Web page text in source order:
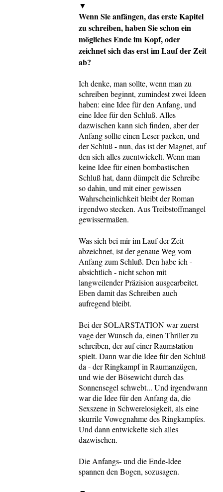
▼
Wenn Sie anfängen, das erste Kapitel
zu schreiben, haben Sie schon ein
mögliches Ende im Kopf, oder
zeichnet sich das erst im Lauf der Zeit
ab?
Ich denke, man sollte, wenn man zu
schreiben beginnt, zumindest zwei Ideen
haben: eine Idee für den Anfang, und
eine Idee für den Schluß. Alles
dazwischen kann sich finden, aber der
Anfang sollte einen Leser packen, und
der Schluß - nun, das ist der Magnet, auf
den sich alles zuentwickelt. Wenn man
keine Idee für einen bombastischen
Schluß hat, dann dümpelt die Schreibe
so dahin, und mit einer gewissen
Wahrscheinlichkeit bleibt der Roman
irgendwo stecken. Aus Treibstoffmangel
gewissermaßen.
Was sich bei mir im Lauf der Zeit
abzeichnet, ist der genaue Weg vom
Anfang zum Schluß. Den habe ich -
absichtlich - nicht schon mit
langweilender Präzision ausgearbeitet.
Eben damit das Schreiben auch
aufregend bleibt.
Bei der SOLARSTATION war zuerst
vage der Wunsch da, einen Thriller zu
schreiben, der auf einer Raumstation
spielt. Dann war die Idee für den Schluß
da - der Ringkampf in Raumanzügen,
und wie der Bösewicht durch das
Sonnensegel schwebt... Und irgendwann
war die Idee für den Anfang da, die
Sexszene in Schwerelosigkeit, als eine
skurrile Vowegnahme des Ringkampfes.
Und dann entwickelte sich alles
dazwischen.
Die Anfangs- und die Ende-Idee
spannen den Bogen, sozusagen.